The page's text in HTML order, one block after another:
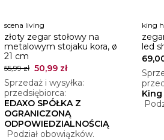
scena living
złoty zegar stołowy na
metalowym stojaku kora, ø
21 cm
55,99 zł 50,99 zł
Sprzedaż i wysyłka:
przedsiębiorca:
EDAXO SPÓŁKA Z
OGRANICZONĄ
ODPOWIEDZIALNOŚCIĄ
Podział obowiązków.
king
led
King